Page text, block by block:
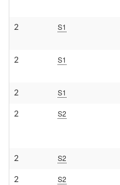
2 S1
2 S1
2 S1
2 S2
2 S2
2 S2